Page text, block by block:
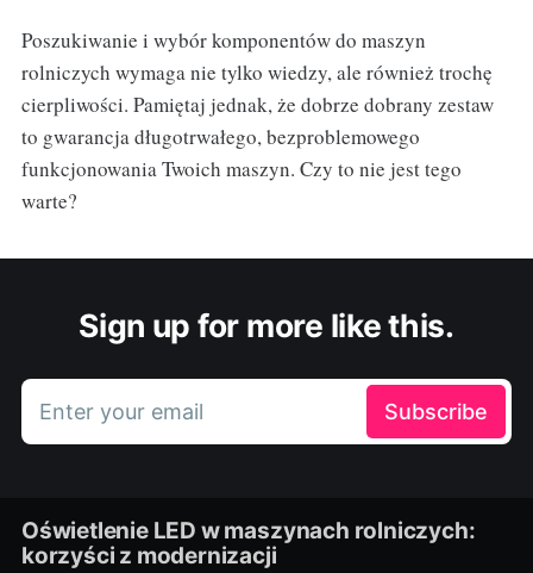
Poszukiwanie i wybór komponentów do maszyn
rolniczych wymaga nie tylko wiedzy, ale również trochę
cierpliwości. Pamiętaj jednak, że dobrze dobrany zestaw
to gwarancja długotrwałego, bezproblemowego
funkcjonowania Twoich maszyn. Czy to nie jest tego
warte?
Sign up for more like this.
Enter your email Subscribe
Oświetlenie LED w maszynach rolniczych:
korzyści z modernizacji